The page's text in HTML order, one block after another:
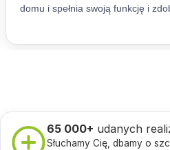
65 000+ udanych
Słuchamy Cię, dbamy o